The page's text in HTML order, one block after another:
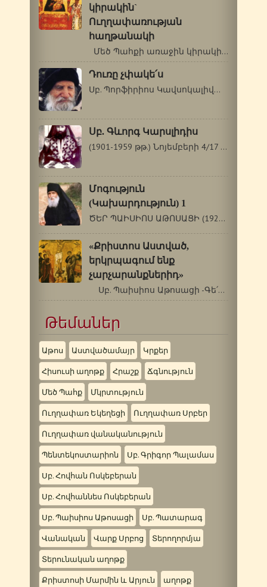
կիրակին`
Ուղղափառության
հաղթանակի
Մեծ Պահքի առաջին կիրակի օրը Եկեղեցին…
Դուռը չփակե՛ս
Սբ. Պորֆիրիոս Կավսոկալիվացի (1906-1991)…
Սբ. Գևորգ Կարսլիդիս
(1901-1959 թթ.) Նոյեմբերի 4/17 Սբ. Գևորգը`…
Մոգություն
(Կախարդություն) 1
ԾԵՐ ՊԱԻՍԻՈՍ ԱԹՈՍԱՑԻ (1924-1994 թթ.) Մոգություն…
«Քրիստոս Աստված,
երկրպագում ենք
չարչարանքներիդ»
Սբ. Պաիսիոս Աթոսացի -Գե՛րոնդա,…
Թեմաներ
Աթոս Աստվածամայր Կրքեր
Հիսուսի աղոթք Հրաշք Ճգնություն
Մեծ Պահք Մկրտություն
Ուղղափառ Եկեղեցի Ուղղափառ Սրբեր
Ուղղափառ վանականություն
Պենտեկոստարիոն Սբ. Գրիգոր Պալամաս
Սբ. Հովհան Ոսկեբերան
Սբ. Հովհաննես Ոսկեբերան
Սբ. Պաիսիոս Աթոսացի Սբ. Պատարագ
Վանական Վարք Սրբոց Տերողորմյա
Տերունական աղոթք
Քրիստոսի Մարմին և Արյուն աղոթք